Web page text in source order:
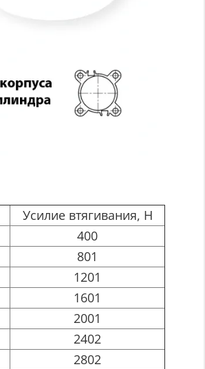
Усилие втягивания, Н
400
801
1201
1601
2001
2402
2802